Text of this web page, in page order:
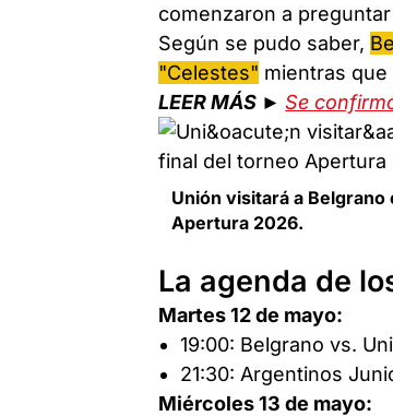
comenzaron a
Según se pudo saber,
"Celestes" mientras
LEER MÁS ►Se
Unión visitará a
Apertura 2026.
La agenda de
Martes 12 de mayo:
19:00: Belgrano vs.
21:30: Argentinos
Miércoles 13 de mayo: